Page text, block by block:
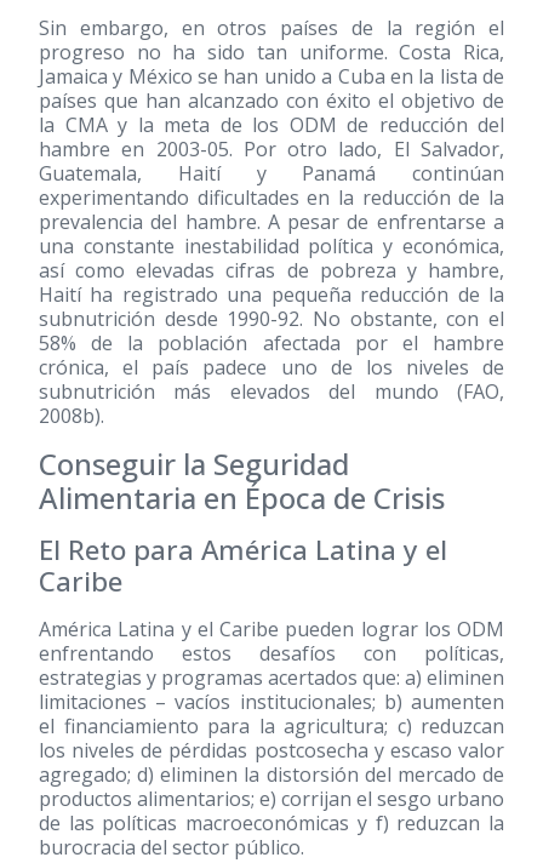
Sin embargo, en otros países de la región el
progreso no ha sido tan uniforme. Costa Rica,
Jamaica y México se han unido a Cuba en la lista de
países que han alcanzado con éxito el objetivo de
la CMA y la meta de los ODM de reducción del
hambre en 2003-05. Por otro lado, El Salvador,
Guatemala, Haití y Panamá continúan
experimentando dificultades en la reducción de la
prevalencia del hambre. A pesar de enfrentarse a
una constante inestabilidad política y económica,
así como elevadas cifras de pobreza y hambre,
Haití ha registrado una pequeña reducción de la
subnutrición desde 1990-92. No obstante, con el
58% de la población afectada por el hambre
crónica, el país padece uno de los niveles de
subnutrición más elevados del mundo (FAO,
2008b).
Conseguir la Seguridad
Alimentaria en Época de Crisis
El Reto para América Latina y el
Caribe
América Latina y el Caribe pueden lograr los ODM
enfrentando estos desafíos con políticas,
estrategias y programas acertados que: a) eliminen
limitaciones – vacíos institucionales; b) aumenten
el financiamiento para la agricultura; c) reduzcan
los niveles de pérdidas postcosecha y escaso valor
agregado; d) eliminen la distorsión del mercado de
productos alimentarios; e) corrijan el sesgo urbano
de las políticas macroeconómicas y f) reduzcan la
burocracia del sector público.